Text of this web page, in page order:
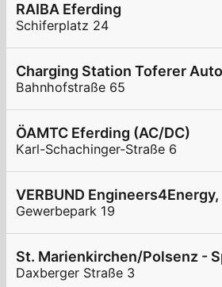
RAIBA Eferding
Schiferplatz 24
Charging Station Toferer
Bahnhofstraße 65
ÖAMTC Eferding (AC/DC)
Karl-Schachinger-Straße 6
VERBUND
Gewerbepark 19
St. Marienkirchen/Polsenz -
Daxberger Straße 3